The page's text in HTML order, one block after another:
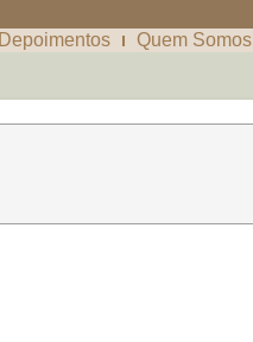
Depoimentos Quem Somos